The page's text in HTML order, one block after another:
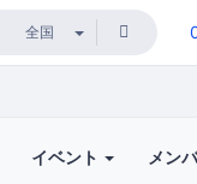
イベント メン